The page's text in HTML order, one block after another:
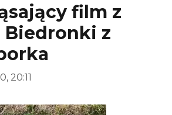
film z
z
20:11